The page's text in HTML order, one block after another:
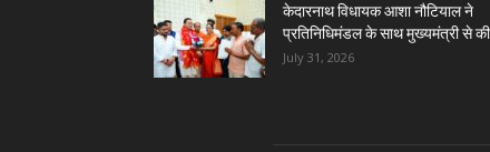
केदारनाथ विधायक आशा नौटियाल ने
प्रतिनिधिमंडल के साथ मुख्यमंत्री से
July 31, 2026